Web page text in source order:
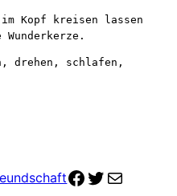
Kopf kreisen lassen
drehen, schlafen,
zur Facebook-Seite
zum Twitter Profilmeine email